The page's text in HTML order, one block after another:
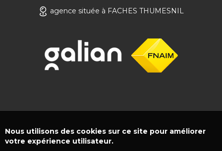
agence située à FACHES THUMESNIL
Nous utilisons des cookies sur ce site pour améliorer
votre expérience utilisateur.